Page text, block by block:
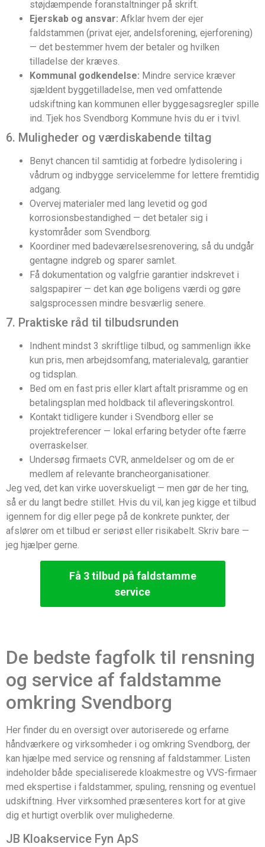
støjdæmpende foranstaltninger på skrift.
Ejerskab og ansvar: Afklar hvem der ejer
faldstammen (privat ejer, andelsforening, ejerforening)
— det bestemmer hvem der betaler og hvilken
tilladelse der kræves.
Kommunal godkendelse: Mindre service kræver
sjældent byggetilladelse, men ved omfattende
udskiftning kan kommunen eller byggesagsregler spille
ind. Tjek hos Svendborg Kommune hvis du er i tvivl.
6. Muligheder og værdiskabende tiltag
Benyt chancen til samtidig at forbedre lydisolering i
vådrum og indbygge servicelemme for lettere fremtidig
adgang.
Overvej materialer med lang levetid og god
korrosionsbestandighed — det betaler sig i
kystområder som Svendborg.
Koordiner med badeværelsesrenovering, så du undgår
gentagne indgreb og sparer samlet.
Få dokumentation og valgfrie garantier indskrevet i
salgspapirer — det kan øge boligens værdi og gøre
salgsprocessen mindre besværlig senere.
7. Praktiske råd til tilbudsrunden
Indhent mindst 3 skriftlige tilbud, og sammenlign ikke
kun pris, men arbejdsomfang, materialevalg, garantier
og tidsplan.
Bed om en fast pris eller klart aftalt prisramme og en
betalingsplan med holdback til afleveringskontrol.
Kontakt tidligere kunder i Svendborg eller se
projektreferencer — lokal erfaring betyder ofte færre
overraskelser.
Undersøg firmaets CVR, anmeldelser og om de er
medlem af relevante brancheorganisationer.
Jeg ved, det kan virke uoverskueligt — men gør de her ting,
så er du langt bedre stillet. Hvis du vil, kan jeg kigge et tilbud
igennem for dig eller pege på de konkrete punkter, der
afslører om et tilbud er seriøst eller risikabelt. Skriv bare —
jeg hjælper gerne.
Få 3 tilbud på faldstamme
service
De bedste fagfolk til rensning
og service af faldstamme
omkring Svendborg
Her finder du en oversigt over autoriserede og erfarne
håndværkere og virksomheder i og omkring Svendborg, der
kan hjælpe med service og rensning af faldstammer. Listen
indeholder både specialiserede kloakmestre og VVS-firmaer
med ekspertise i faldstammer, spuling, rensning og eventuel
udskiftning. Hver virksomhed præsenteres kort for at give
dig et hurtigt overblik over mulighederne.
JB Kloakservice Fyn ApS